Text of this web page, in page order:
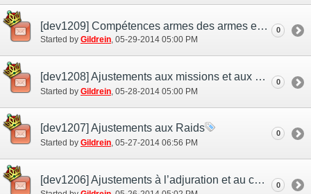
[dev1209] Compétences armes des armes ergoniques
Started by Gildrein‎, 05-29-2014 05:00 PM
0
[dev1208] Ajustements aux missions et aux quêtes
Started by Gildrein ‎, 05-28-2014 05:00 PM
0
[dev1207] Ajustements aux Raids
Started by Gildrein‎, 05-27-2014 06:56 PM
0
[dev1206] Ajustements à l’adjuration et au compagnon d’aventure 0